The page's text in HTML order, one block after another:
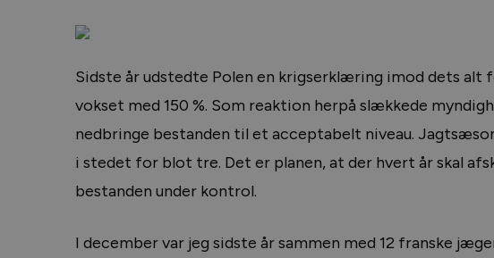
Sidste år udstedte Polen en krigserklæring imod dets alt
vokset med 150 %. Som reaktion herpå slækkede
nedbringe bestanden til et acceptabelt niveau.
i stedet for blot tre. Det er planen, at der hvert år skal
bestanden under kontrol.
I december var jeg sidste år sammen med 12 franske